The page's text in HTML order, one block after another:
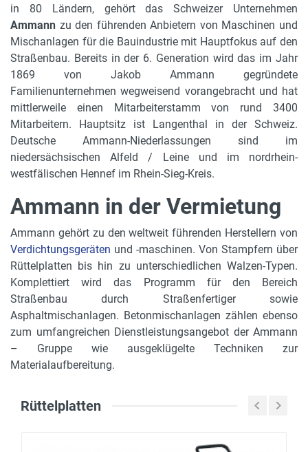
in 80 Ländern, gehört das Schweizer Unternehmen
Ammann zu den führenden Anbietern von Maschinen und
Mischanlagen für die Bauindustrie mit Hauptfokus auf den
Straßenbau. Bereits in der 6. Generation wird das im Jahr
1869 von Jakob Ammann gegründete
Familienunternehmen wegweisend vorangebracht und hat
mittlerweile einen Mitarbeiterstamm von rund 3400
Mitarbeitern. Hauptsitz ist Langenthal in der Schweiz.
Deutsche Ammann-Niederlassungen sind im
niedersächsischen Alfeld / Leine und im nordrhein-
westfälischen Hennef im Rhein-Sieg-Kreis.
Ammann in der Vermietung
Ammann gehört zu den weltweit führenden Herstellern von
Verdichtungsgeräten und -maschinen. Von Stampfern über
Rüttelplatten bis hin zu unterschiedlichen Walzen-Typen.
Komplettiert wird das Programm für den Bereich
Straßenbau durch Straßenfertiger sowie
Asphaltmischanlagen. Betonmischanlagen zählen ebenso
zum umfangreichen Dienstleistungsangebot der Ammann
– Gruppe wie ausgeklügelte Techniken zur
Materialaufbereitung.
Rüttelplatten